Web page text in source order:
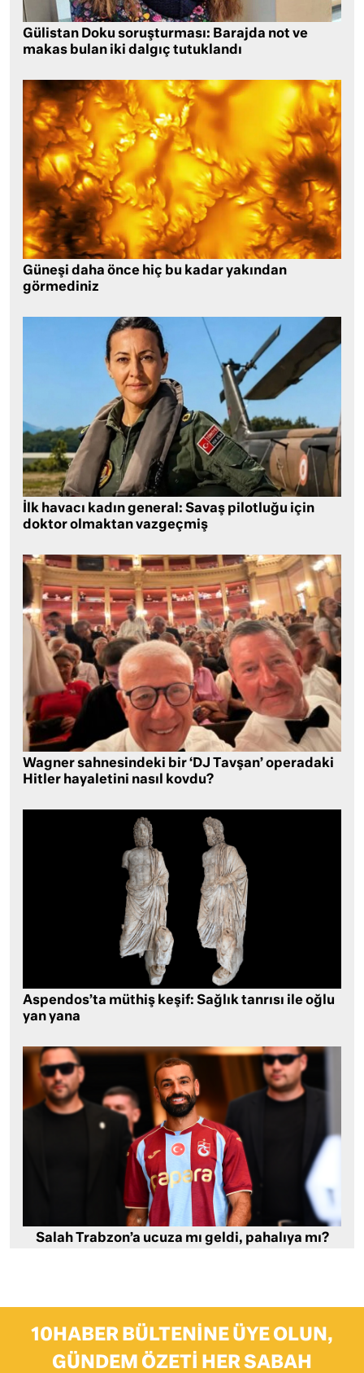
Gülistan Doku soruşturması: Barajda not ve
makas bulan iki dalgıç tutuklandı
Güneşi daha önce hiç bu kadar yakından
görmediniz
İlk havacı kadın general: Savaş pilotluğu için
doktor olmaktan vazgeçmiş
Wagner sahnesindeki bir ‘DJ Tavşan’ operadaki
Hitler hayaletini nasıl kovdu?
Aspendos’ta müthiş keşif: Sağlık tanrısı ile oğlu
yan yana
Salah Trabzon’a ucuza mı geldi, pahalıya mı?
10HABER BÜLTENINE ÜYE OLUN,
GÜNDEM ÖZETI HER SABAH